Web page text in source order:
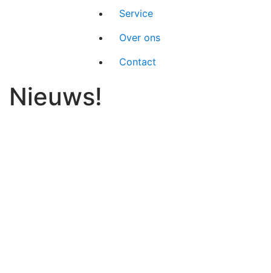
Service
Over ons
Contact
Nieuws!